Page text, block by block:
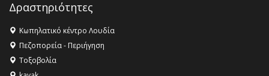
Δραστηριότητες
Κωπηλατικό κέντρο Λουδία
Πεζοπορεία - Περιήγηση
Τοξοβολία